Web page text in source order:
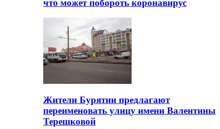
что может побороть коронавирус
Жители Бурятии предлагают
переименовать улицу имени Валентины
Терешковой